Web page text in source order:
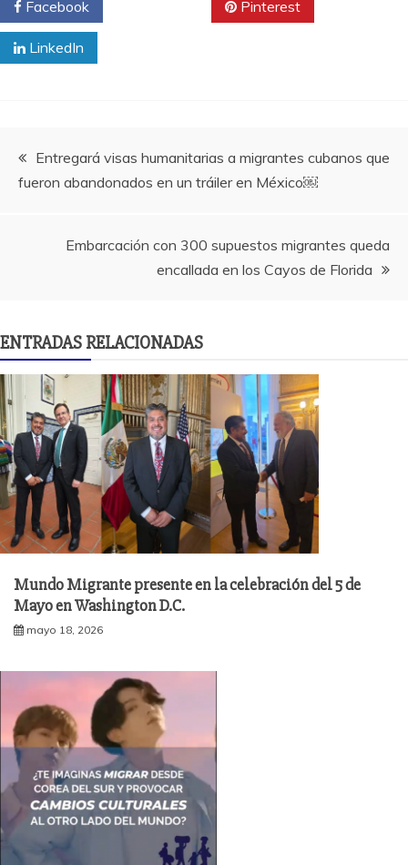
Facebook Pinterest
LinkedIn
Navegación
de
entradas
Entregará visas humanitarias a migrantes cubanos que
fueron abandonados en un tráiler en México￼
Embarcación con 300 supuestos migrantes queda
encallada en los Cayos de Florida
ENTRADAS RELACIONADAS
Mundo Migrante presente en la celebración del 5 de
Mayo en Washington D.C.
mayo 18, 2026